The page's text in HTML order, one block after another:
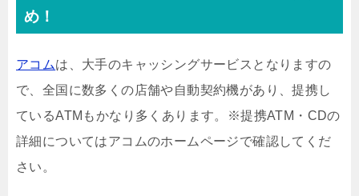
め！
アコムは、大手のキャッシングサービスとなりますの
で、全国に数多くの店舗や自動契約機があり、提携し
ているATMもかなり多くあります。※提携ATM・CDの
詳細についてはアコムのホームページで確認してくだ
さい。